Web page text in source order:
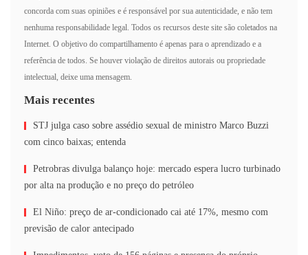
concorda com suas opiniões e é responsável por sua autenticidade, e não tem
nenhuma responsabilidade legal. Todos os recursos deste site são coletados na
Internet. O objetivo do compartilhamento é apenas para o aprendizado e a
referência de todos. Se houver violação de direitos autorais ou propriedade
intelectual, deixe uma mensagem.
Mais recentes
STJ julga caso sobre assédio sexual de ministro Marco Buzzi
com cinco baixas; entenda
Petrobras divulga balanço hoje: mercado espera lucro turbinado
por alta na produção e no preço do petróleo
El Niño: preço de ar-condicionado cai até 17%, mesmo com
previsão de calor antecipado